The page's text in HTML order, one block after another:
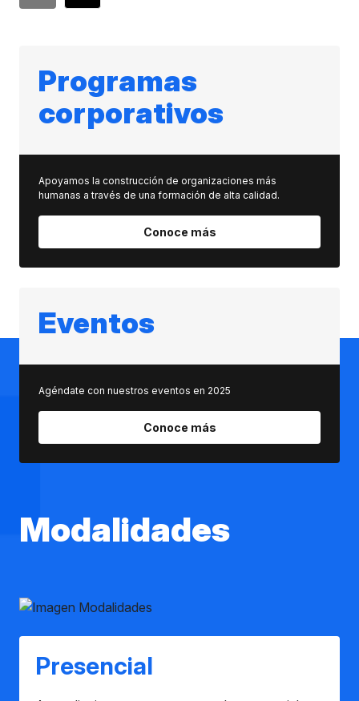
Programas
corporativos
Apoyamos la construcción de organizaciones más
humanas a través de una formación de alta calidad.
Conoce más
Eventos
Agéndate con nuestros eventos en 2025
Conoce más
Modalidades
Presencial